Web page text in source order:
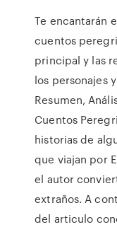
Te encantarán
cuentos
principal y las
los personajes
Resumen,
Cuentos
historias de
que viajan por
el autor
extraños. A
del articulo